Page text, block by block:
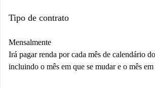
Tipo de contrato
Mensalmente
Irá pagar renda por cada mês de calendário
incluindo o mês em que se mudar e o mês em